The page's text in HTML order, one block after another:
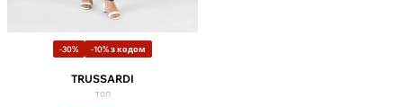
-30% -10% з кодом
TRUSSARDI
топ